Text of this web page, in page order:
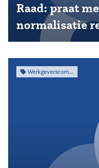
Raad: praat
normalisatie
Werkgeverscommissie